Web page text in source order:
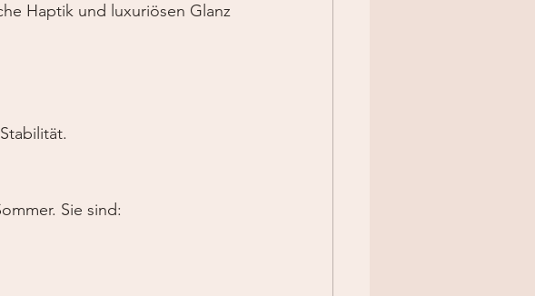
Haptik und luxuriösen Glanz
Sie sind: